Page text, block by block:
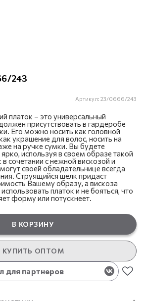
243
Артикул: 23/0666/243
платок – это универсальный
присутствовать в гардеробе
Его можно носить как головной
украшение для волос, носить на
на ручке сумки. Вы будете
используя в своем образе такой
сочетании с нежной вискозой и
своей обладательнице всегда
Струящийся шелк придаст
Вашему образу, а вискоза
платок и не бояться, что
форму или потускнеет.
В КОРЗИНУ
КУПИТЬ ОПТОМ
для партнеров